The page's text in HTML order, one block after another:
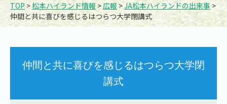
TOP>松本ハイランド情報>広報>JA松本ハイランドの出来事 >
仲間と共に喜びを感じるはつらつ大学閉講式
仲間と共に喜びを感じるはつらつ大学閉
講式